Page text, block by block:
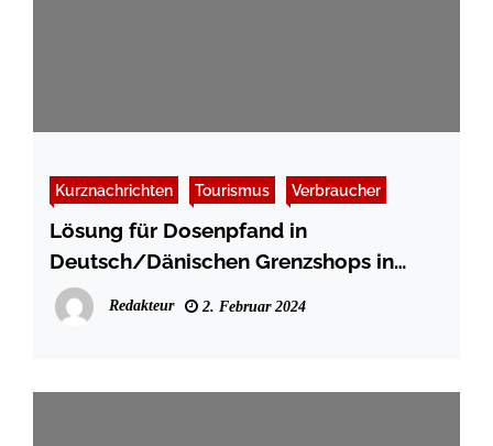
Kurznachrichten Tourismus Verbraucher
Lösung für Dosenpfand in
Deutsch/Dänischen Grenzshops in
Sicht
Redakteur 2. Februar 2024